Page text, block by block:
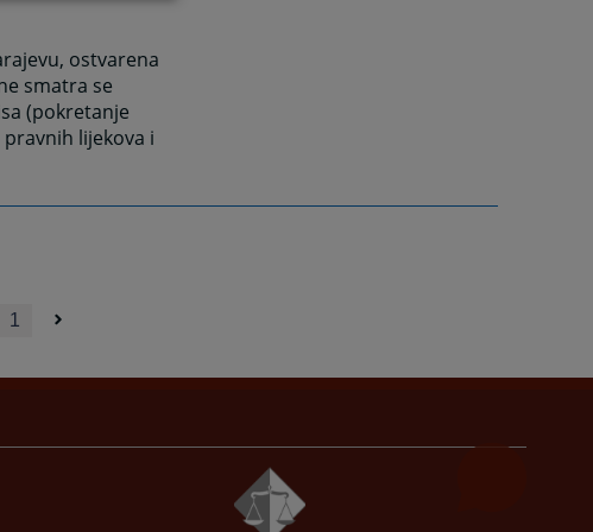
ostvarena
smatra se
(pokretanje
lijekova i
1